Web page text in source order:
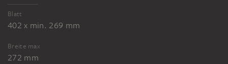
Blatt
402 x min. 269 mm
Breite max
272 mm